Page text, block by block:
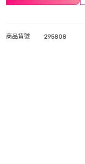
商品貨號 295808